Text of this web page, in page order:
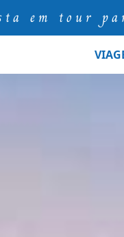
em tour